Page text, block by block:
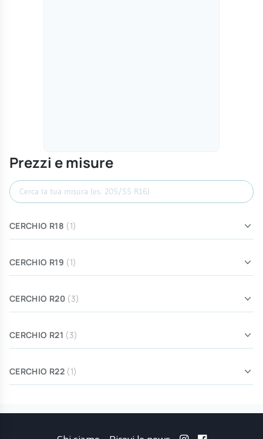
Prezzi e misure
Cerca misura
CERCHIO R18 (1)
CERCHIO R19 (1)
CERCHIO R20 (3)
CERCHIO R21 (3)
CERCHIO R22 (1)